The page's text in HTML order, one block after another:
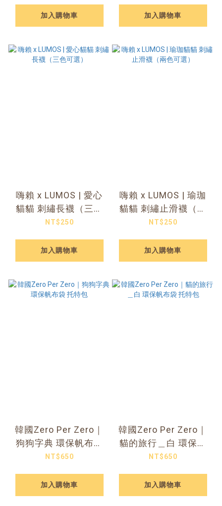
加入購物車 加入購物車
嗨賴 x LUMOS | 愛心
貓貓 刺繡長襪（三色
可選）
NT$250
加入購物車
嗨賴 x LUMOS | 瑜珈
貓貓 刺繡止滑襪（兩
色可選）
NT$250
加入購物車
韓國Zero Per Zero｜
狗狗字典 環保帆布袋
托特包
NT$650
加入購物車
韓國Zero Per Zero｜
貓的旅行＿白 環保帆
布袋 托特包
NT$650
加入購物車